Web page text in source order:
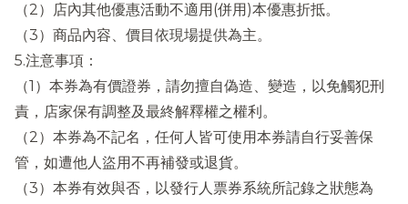
（2）店內其他優惠活動不適用(併用)本優惠折抵。
（3）商品內容、價目依現場提供為主。
5.注意事項：
（1）本券為有價證券，請勿擅自偽造、變造，以免觸犯刑
責，店家保有調整及最終解釋權之權利。
（2）本券為不記名，任何人皆可使用本券請自行妥善保
管，如遭他人盜用不再補發或退貨。
（3）本券有效與否，以發行人票券系統所記錄之狀態為